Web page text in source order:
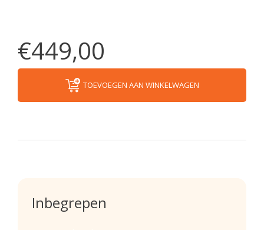
€449,00
TOEVOEGEN AAN WINKELWAGEN
Inbegrepen